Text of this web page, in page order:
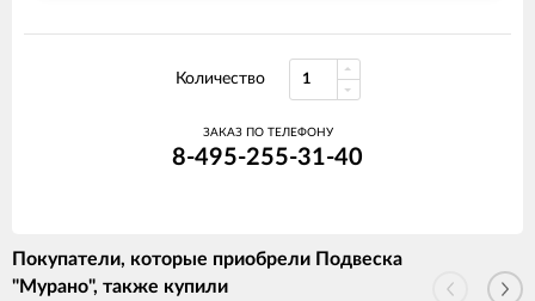
Количество
ЗАКАЗ ПО ТЕЛЕФОНУ
8-495-255-31-40
Покупатели, которые приобрели Подвеска
"Мурано", также купили